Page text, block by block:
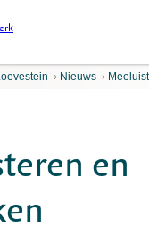
› Nieuws ›
en